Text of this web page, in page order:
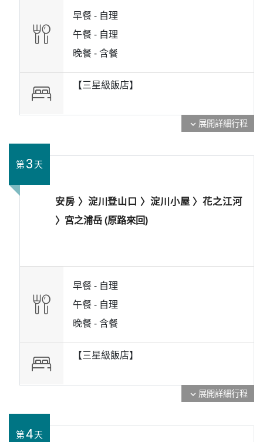
早餐 - 自理
午餐 - 自理
晚餐 -含餐
【三星級飯店】
expand_more 展開詳細行程
第3 天
安房 〉淀川登山口 〉淀川小屋 〉花之江河
〉宮之浦岳 (原路來回)
早餐 - 自理
午餐 - 自理
晚餐 -含餐
【三星級飯店】
expand_more 展開詳細行程
第4天